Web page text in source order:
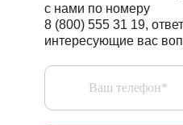
с нами по номеру
8 (800) 555 31 19,
интересующие вас